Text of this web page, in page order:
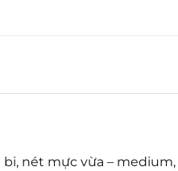
bi, nét mực vừa –